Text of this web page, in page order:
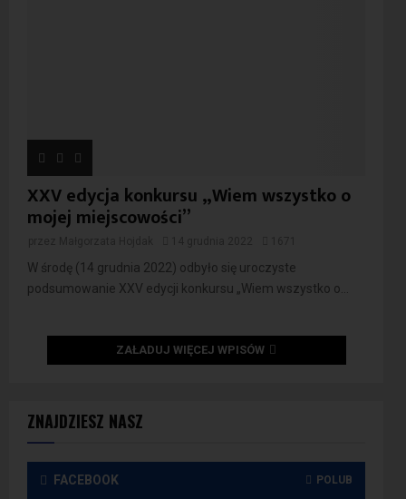
ZNAJDZIESZ NASZ
FACEBOOK POLUB
XXV edycja konkursu „Wiem wszystko o
mojej miejscowości”
W środę (14 grudnia 2022) odbyło się uroczyste
podsumowanie XXV edycji konkursu „Wiem wszystko o...
ZAŁADUJ WIĘCEJ WPISÓW